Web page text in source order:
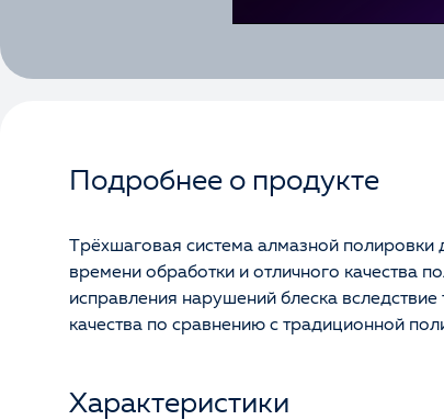
Подробнее о продукте
Трёхшаговая система алмазной полировки
времени обработки и отличного качества
исправления нарушений блеска
качества по сравнению с традиционной
Характеристики